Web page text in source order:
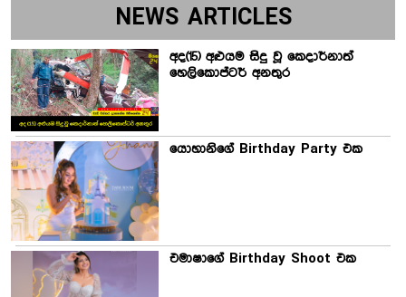
NEWS ARTICLES
අද(15) අළුයම සිදු වූ කෙදාර්නාත්
හෙලිකොප්ටර් අනතුර
යොහානිගේ Birthday Party එක
එමාෂාගේ Birthday Shoot එක